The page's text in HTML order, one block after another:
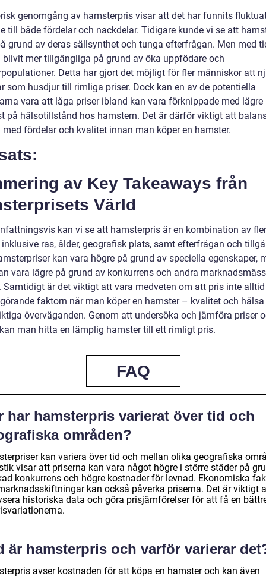
genomgång av hamsterpris visar att det har funnits
till både fördelar och nackdelar. Tidigare kunde vi se att
grund av deras sällsynthet och tunga efterfrågan. Men med
blivit mer tillgängliga på grund av öka uppfödare och
Detta har gjort det möjligt för fler människor att
som husdjur till rimliga priser. Dock kan en av de potentiella
vara att låga priser ibland kan vara förknippade med
på hälsotillstånd hos hamstern. Det är därför viktigt att
fördelar och kvalitet innan man köper en hamster.
av Key Takeaways från
Värld
kan vi se att hamsterpris är en kombination av
ras, ålder, geografisk plats, samt efterfrågan och
kan vara högre på grund av speciella egenskaper,
vara lägre på grund av konkurrens och andra
Samtidigt är det viktigt att vara medveten om att pris inte
faktorn när man köper en hamster – kvalitet och hälsa
överväganden. Genom att undersöka och jämföra priser
man hitta en lämplig hamster till ett rimligt pris.
FAQ
har hamsterpris varierat över tid och
områden?
kan variera över tid och mellan olika geografiska
visar att priserna kan vara något högre i större städer på
konkurrens och högre kostnader för levnad. Ekonomiska
kan också påverka priserna. Det är viktigt
historiska data och göra prisjämförelser för att få en
är hamsterpris och varför varierar
avser kostnaden för att köpa en hamster och kan även